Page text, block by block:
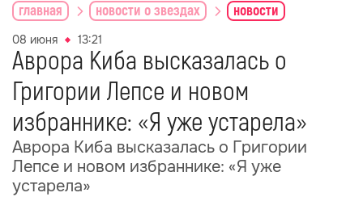
главная новости о звездах новости
08 июня 13:21
Аврора Киба высказалась о
Григории Лепсе и новом
избраннике: «Я уже устарела»
Аврора Киба высказалась о Григории
Лепсе и новом избраннике: «Я уже
устарела»